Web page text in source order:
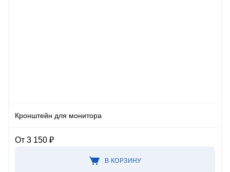
Кронштейн для монитора
От 3 150 ₽
В КОРЗИНУ